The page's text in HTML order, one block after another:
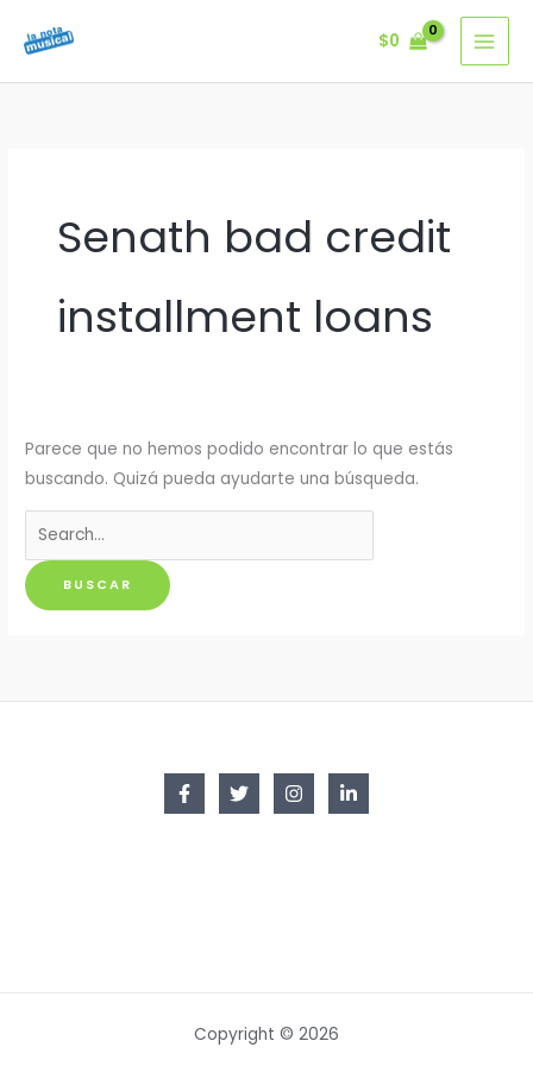
$0
Senath bad credit
installment loans
Parece que no hemos podido encontrar lo que estás
buscando. Quizá pueda ayudarte una búsqueda.
Buscar
por:
Copyright © 2026